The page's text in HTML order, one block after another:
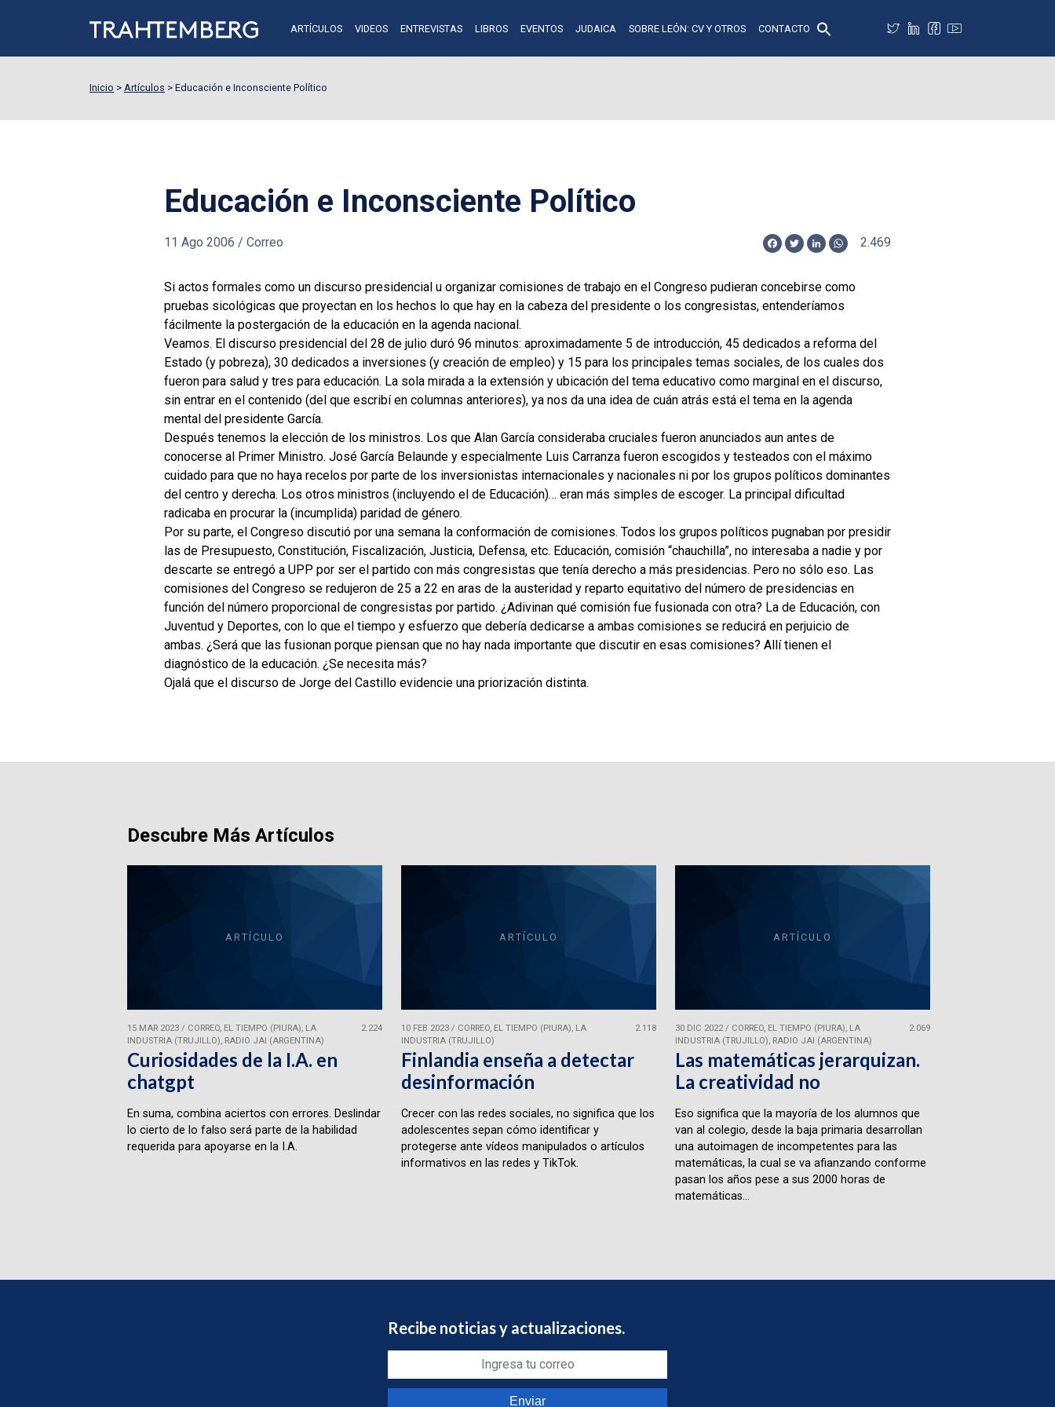
ARTÍCULOS VIDEOS ENTREVISTAS LIBROS EVENTOS JUDAICA SOBRE LEÓN: CV Y OTROS CONTACTO
Inicio > Artículos > Educación e Inconsciente Político
Educación e Inconsciente Político
11 Ago 2006 / Correo
Facebook
TwitterLinkedInWhatsApp
2.469
Si actos formales como un discurso presidencial u organizar comisiones de trabajo en el Congreso pudieran concebirse como
pruebas sicológicas que proyectan en los hechos lo que hay en la cabeza del presidente o los congresistas, entenderíamos
fácilmente la postergación de la educación en la agenda nacional.
Veamos. El discurso presidencial del 28 de julio duró 96 minutos: aproximadamente 5 de introducción, 45 dedicados a reforma del
Estado (y pobreza), 30 dedicados a inversiones (y creación de empleo) y 15 para los principales temas sociales, de los cuales dos
fueron para salud y tres para educación. La sola mirada a la extensión y ubicación del tema educativo como marginal en el discurso,
sin entrar en el contenido (del que escribí en columnas anteriores), ya nos da una idea de cuán atrás está el tema en la agenda
mental del presidente García.
Después tenemos la elección de los ministros. Los que Alan García consideraba cruciales fueron anunciados aun antes de
conocerse al Primer Ministro. José García Belaunde y especialmente Luis Carranza fueron escogidos y testeados con el máximo
cuidado para que no haya recelos por parte de los inversionistas internacionales y nacionales ni por los grupos políticos dominantes
del centro y derecha. Los otros ministros (incluyendo el de Educación)… eran más simples de escoger. La principal dificultad
radicaba en procurar la (incumplida) paridad de género.
Por su parte, el Congreso discutió por una semana la conformación de comisiones. Todos los grupos políticos pugnaban por presidir
las de Presupuesto, Constitución, Fiscalización, Justicia, Defensa, etc. Educación, comisión “chauchilla”, no interesaba a nadie y por
descarte se entregó a UPP por ser el partido con más congresistas que tenía derecho a más presidencias. Pero no sólo eso. Las
comisiones del Congreso se redujeron de 25 a 22 en aras de la austeridad y reparto equitativo del número de presidencias en
función del número proporcional de congresistas por partido. ¿Adivinan qué comisión fue fusionada con otra? La de Educación, con
Juventud y Deportes, con lo que el tiempo y esfuerzo que debería dedicarse a ambas comisiones se reducirá en perjuicio de
ambas. ¿Será que las fusionan porque piensan que no hay nada importante que discutir en esas comisiones? Allí tienen el
diagnóstico de la educación. ¿Se necesita más?
Ojalá que el discurso de Jorge del Castillo evidencie una priorización distinta.
Descubre Más Artículos
ARTÍCULO
15 MAR 2023/ CORREO, EL TIEMPO (PIURA), LA
INDUSTRIA (TRUJILLO), RADIO JAI (ARGENTINA)
2.224
Curiosidades de la I.A. en
chatgpt
En suma, combina aciertos con errores. Deslindar
lo cierto de lo falso será parte de la habilidad
requerida para apoyarse en la I.A.
ARTÍCULO
10 FEB 2023/ CORREO, EL TIEMPO (PIURA), LA
INDUSTRIA (TRUJILLO)
2.118
Finlandia enseña a detectar
desinformación
Crecer con las redes sociales, no significa que los
adolescentes sepan cómo identificar y
protegerse ante vídeos manipulados o artículos
informativos en las redes y TikTok.
ARTÍCULO
30 DIC 2022/ CORREO, EL TIEMPO (PIURA), LA
INDUSTRIA (TRUJILLO), RADIO JAI (ARGENTINA)
2.069
Las matemáticas jerarquizan.
La creatividad no
Eso significa que la mayoría de los alumnos que
van al colegio, desde la baja primaria desarrollan
una autoimagen de incompetentes para las
matemáticas, la cual se va afianzando conforme
pasan los años pese a sus 2000 horas de
matemáticas...
Recibe noticias y actualizaciones.